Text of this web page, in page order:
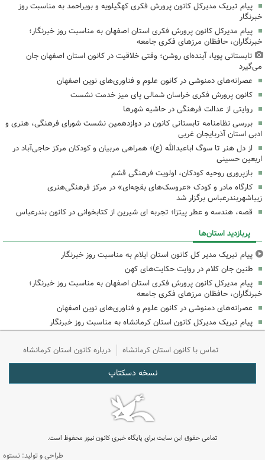
پیام تبریک مدیرکل کانون پرورش فکری کهگیلویه و بویراحمد به مناسبت روز
خبرنگار
پیام مدیرکل کانون پرورش فکری استان اصفهان به مناسبت روز خبرنگار؛
خبرنگاران، حافظان مرزهای فکری جامعه
تابستانی پویا، آینده‌ای روشن؛ وقتی خلاقیت در کانون استان اصفهان جان
می‌گیرد
عصرانه‌های دمنوشی در کانون علوم و فناوری‌های نوین اصفهان
کانون پرورش فکری خراسان شمالی پای میز خدمت نشست
روایتی از عدالت فرهنگی در حاشیه شهرها
بررسی نظامنامه تابستانی کانون در دوازدهمین نشست شورای فرهنگی، هنری و
ادبی استان آذربایجان غربی
از دل هنر تا سوگ اباعبدالله (ع)؛ همراهی مربیان و کودکان مرکز حاجی‌آباد در
اربعین حسینی
بازپروری روحیه کودکان، اولویت فرهنگی قشم
کارگاه مادر و کودک «عروسک‌های بقچه‌ای» در مرکز فرهنگی‌هنری
زیباشهربندرعباس برگزار شد
قصه، هندسه و عطر پیتزا؛ تجربه ای شیرین از کتابخوانی در کانون بندرعباس
پربازدید استان‌ها
پیام تبریک مدیر کل کانون استان ایلام به مناسبت روز خبرنگار
طنین جان کلام در روایت حکایت‌های کهن
پیام مدیرکل کانون پرورش فکری استان اصفهان به مناسبت روز خبرنگار؛
خبرنگاران، حافظان مرزهای فکری جامعه
عصرانه‌های دمنوشی در کانون علوم و فناوری‌های نوین اصفهان
پیام تبریک مدیرکل کانون استان کرمانشاه به مناسبت روز خبرنگار
تماس با کانون استان کرمانشاه درباره کانون استان کرمانشاه
نسخه دسکتاپ
تمامی حقوق این سایت برای پایگاه خبری کانون نیوز محفوظ است.
طراحی و تولید: نستوه